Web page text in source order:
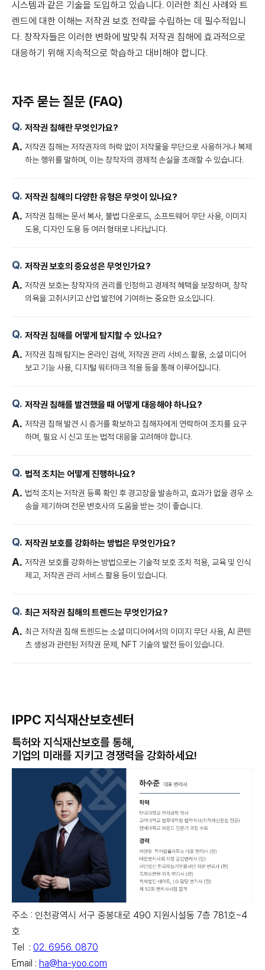
시스템과 같은 기술을 도입하고 있습니다. 이러한 최신 사례와 트
렌드에 대한 이해는 저작권 보호 전략을 수립하는 데 필수적입니
다. 창작자들은 이러한 변화에 발맞춰 저작권 침해에 효과적으로
대응하기 위해 지속적으로 학습하고 대비해야 합니다.
자주 묻는 질문 (FAQ)
저작권 침해란 무엇인가요?
저작권 침해는 저작권자의 허락 없이 저작물을 무단으로 사용하거나 복제
하는 행위를 말하며, 이는 창작자의 경제적 손실을 초래할 수 있습니다.
저작권 침해의 다양한 유형은 무엇이 있나요?
저작권 침해는 문서 복사, 불법 다운로드, 소프트웨어 무단 사용, 이미지
도용, 디자인 도용 등 여러 형태로 나타납니다.
저작권 보호의 중요성은 무엇인가요?
저작권 보호는 창작자의 권리를 인정하고 경제적 혜택을 보장하며, 창작
의욕을 고취시키고 산업 발전에 기여하는 중요한 요소입니다.
저작권 침해를 어떻게 탐지할 수 있나요?
저작권 침해 탐지는 온라인 검색, 저작권 관리 서비스 활용, 소셜 미디어
보고 기능 사용, 디지털 워터마크 적용 등을 통해 이루어집니다.
저작권 침해를 발견했을 때 어떻게 대응해야 하나요?
저작권 침해 발견 시 증거를 확보하고 침해자에게 연락하여 조치를 요구
하며, 필요 시 신고 또는 법적 대응을 고려해야 합니다.
법적 조치는 어떻게 진행하나요?
법적 조치는 저작권 등록 확인 후 경고장을 발송하고, 효과가 없을 경우 소
송을 제기하며 전문 변호사의 도움을 받는 것이 좋습니다.
저작권 보호를 강화하는 방법은 무엇인가요?
저작권 보호를 강화하는 방법으로는 기술적 보호 조치 적용, 교육 및 인식
제고, 저작권 관리 서비스 활용 등이 있습니다.
최근 저작권 침해의 트렌드는 무엇인가요?
최근 저작권 침해 트렌드는 소셜 미디어에서의 이미지 무단 사용, AI 콘텐
츠 생성과 관련된 저작권 문제, NFT 기술의 발전 등이 있습니다.
IPPC 지식재산보호센터
특허와 지식재산보호를 통해,
기업의 미래를 지키고 경쟁력을 강화하세요!
주소 : 인천광역시 서구 중봉대로 490 지원시설동 7층 781호~4
호
Tel : 02. 6956. 0870
Email : ha@ha-yoo.com